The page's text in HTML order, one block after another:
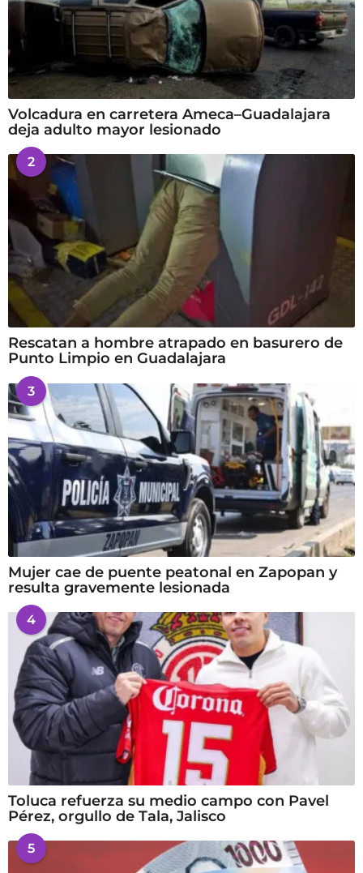
Volcadura en carretera Ameca–Guadalajara
deja adulto mayor lesionado
2
Rescatan a hombre atrapado en basurero de
Punto Limpio en Guadalajara
3
Mujer cae de puente peatonal en Zapopan y
resulta gravemente lesionada
4
Toluca refuerza su medio campo con Pavel
Pérez, orgullo de Tala, Jalisco
5